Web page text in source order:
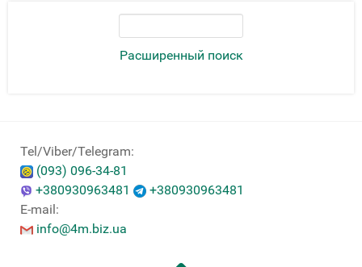
Расширенный поиск
Tel/Viber/Telegram:
(093) 096-34-81
+380930963481
+380930963481
E-mail:
info@4m.biz.ua